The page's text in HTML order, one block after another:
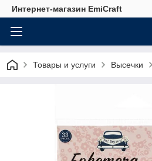
Интернет-магазин EmiCraft
Товары и услуги Высечки